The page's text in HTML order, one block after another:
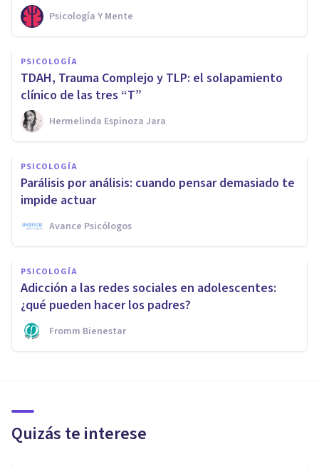
Psicología Y Mente
PSICOLOGÍA
TDAH, Trauma Complejo y TLP: el solapamiento
clínico de las tres “T”
Hermelinda Espinoza Jara
PSICOLOGÍA
Parálisis por análisis: cuando pensar demasiado te
impide actuar
Avance Psicólogos
PSICOLOGÍA
Adicción a las redes sociales en adolescentes:
¿qué pueden hacer los padres?
Fromm Bienestar
Quizás te interese